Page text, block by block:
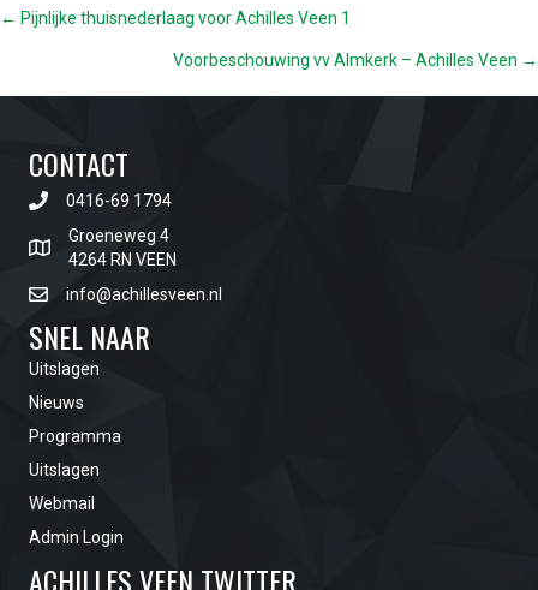
POSTS
← Pijnlijke thuisnederlaag voor Achilles Veen 1
Voorbeschouwing vv Almkerk – Achilles Veen →
CONTACT
0416-69 1794
Groeneweg 4
4264 RN VEEN
info@achillesveen.nl
SNEL NAAR
Uitslagen
Nieuws
Programma
Uitslagen
Webmail
Admin Login
ACHILLES VEEN TWITTER